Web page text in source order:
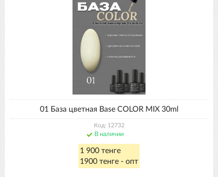
01 База цветная Base COLOR MIX 30ml
Код: 12732
В наличии
1 900 тенге
1900 тенге - опт